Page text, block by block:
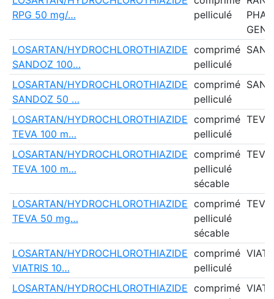
RPG 50 mg/…
pelliculé
LOSARTAN/HYDROCHLOROTHIAZIDE
SANDOZ 100…
comprimé
pelliculé
LOSARTAN/HYDROCHLOROTHIAZIDE
SANDOZ 50 …
comprimé
pelliculé
LOSARTAN/HYDROCHLOROTHIAZIDE
TEVA 100 m…
comprimé
pelliculé
LOSARTAN/HYDROCHLOROTHIAZIDE
TEVA 100 m…
comprimé
pelliculé
sécable
LOSARTAN/HYDROCHLOROTHIAZIDE
TEVA 50 mg…
comprimé
pelliculé
sécable
LOSARTAN/HYDROCHLOROTHIAZIDE
VIATRIS 10…
comprimé
pelliculé
LOSARTAN/HYDROCHLOROTHIAZIDE comprimé